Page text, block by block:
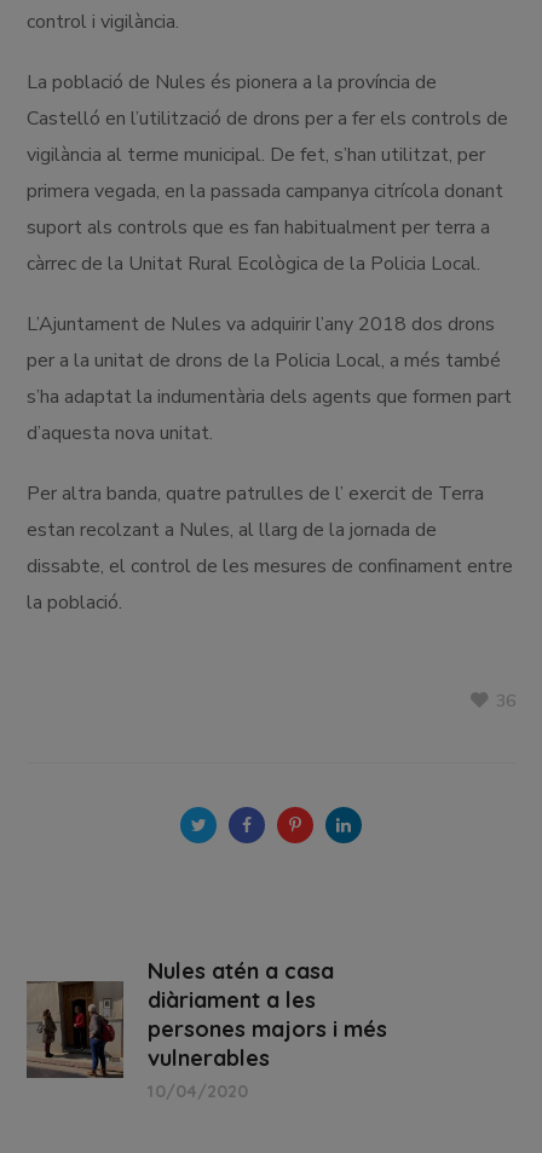
control i vigilància.
La població de Nules és pionera a la província de
Castelló en l’utilització de drons per a fer els controls de
vigilància al terme municipal. De fet, s’han utilitzat, per
primera vegada, en la passada campanya citrícola donant
suport als controls que es fan habitualment per terra a
càrrec de la Unitat Rural Ecològica de la Policia Local.
L’Ajuntament de Nules va adquirir l’any 2018 dos drons
per a la unitat de drons de la Policia Local, a més també
s’ha adaptat la indumentària dels agents que formen part
d’aquesta nova unitat.
Per altra banda, quatre patrulles de l’ exercit de Terra
estan recolzant a Nules, al llarg de la jornada de
dissabte, el control de les mesures de confinament entre
la població.
36
Nules atén a casa
diàriament a les
persones majors i més
vulnerables
10/04/2020